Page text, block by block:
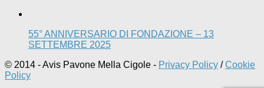
55° ANNIVERSARIO DI FONDAZIONE – 13
SETTEMBRE 2025
© 2014 - Avis Pavone Mella Cigole - Privacy Policy /Cookie
Policy